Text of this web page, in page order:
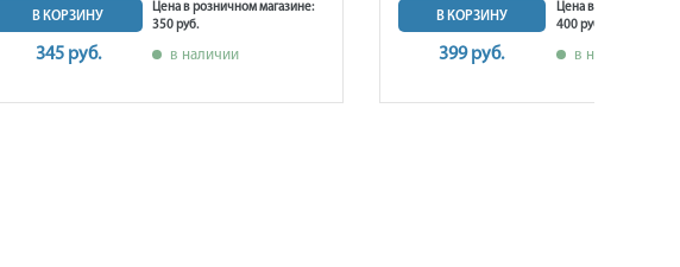
В КОРЗИНУ
345 руб.
Цена в розничном магазине:
350 руб.
в наличии
В КОРЗИНУ
399 руб.
Цена в розничном
400 руб.
в наличии